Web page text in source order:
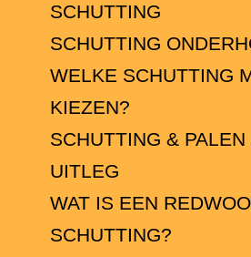
SCHUTTING
SCHUTTING
WELKE SCHUTTING
KIEZEN?
SCHUTTING &
UITLEG
WAT IS EEN
SCHUTTING?